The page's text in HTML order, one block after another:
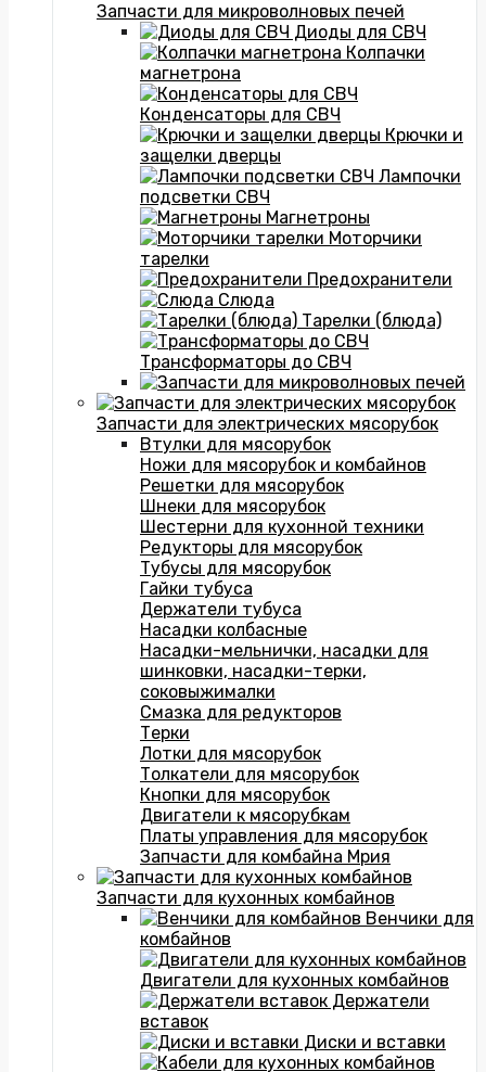
Запчасти для микроволновых печей
Диоды для СВЧ
Колпачки
магнетрона
Конденсаторы для СВЧ
Крючки и
защелки дверцы
Лампочки
подсветки СВЧ
Магнетроны
Моторчики
тарелки
Предохранители
Слюда
Тарелки (блюда)
Трансформаторы до СВЧ
Запчасти для электрических мясорубок
Втулки для мясорубок
Ножи для мясорубок и комбайнов
Решетки для мясорубок
Шнеки для мясорубок
Шестерни для кухонной техники
Редукторы для мясорубок
Тубусы для мясорубок
Гайки тубуса
Держатели тубуса
Насадки колбасные
Насадки-мельнички, насадки для
шинковки, насадки-терки,
соковыжималки
Смазка для редукторов
Терки
Лотки для мясорубок
Толкатели для мясорубок
Кнопки для мясорубок
Двигатели к мясорубкам
Платы управления для мясорубок
Запчасти для комбайна Мрия
Запчасти для кухонных комбайнов
Венчики для
комбайнов
Двигатели для кухонных комбайнов
Держатели
вставок
Диски и вставки